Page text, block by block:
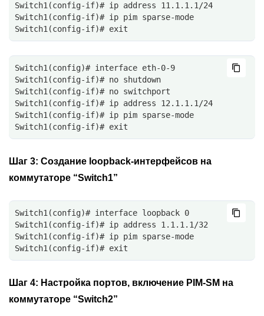
Switch1(config-if)# ip address 11.1.1.1/24
Switch1(config-if)# ip pim sparse-mode
Switch1(config-if)# exit
Switch1(config)# interface eth-0-9
Switch1(config-if)# no shutdown
Switch1(config-if)# no switchport
Switch1(config-if)# ip address 12.1.1.1/24
Switch1(config-if)# ip pim sparse-mode
Switch1(config-if)# exit
Шаг 3: Создание loopback-интерфейсов на
коммутаторе “Switch1”
Switch1(config)# interface loopback 0
Switch1(config-if)# ip address 1.1.1.1/32
Switch1(config-if)# ip pim sparse-mode
Switch1(config-if)# exit
Шаг 4: Настройка портов, включение PIM-SM на
коммутаторе “Switch2”